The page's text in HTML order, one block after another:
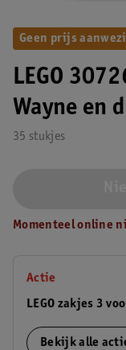
LEGO
Wayne en
35 stukjes
Geen prijs
Momenteel online
Actie
LEGO zakjes 3
Bekijk alle